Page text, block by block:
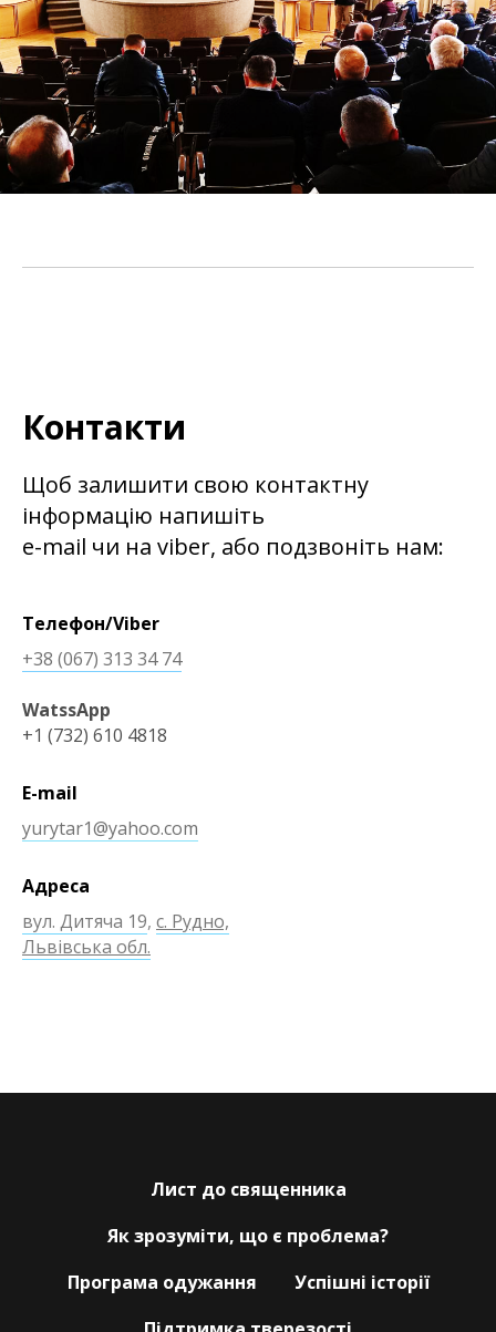
Контакти
Щоб залишити свою контактну
інформацію напишіть
e-mail чи на viber, або подзвоніть нам:
Телефон/Viber
+38 (067) 313 34 74
WatssApp
+1 (732) 610 4818
E-mail
yurytar1@yahoo.com
Адреса
вул. Дитяча 19, с. Рудно,
Львівська обл.
Лист до священника
Як зрозуміти, що є проблема?
Програма одужання
Успішні історії